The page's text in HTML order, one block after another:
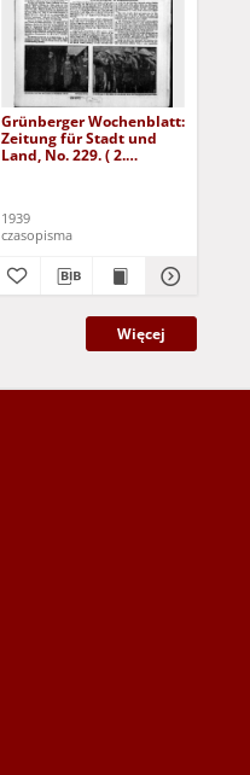
Grünberger Wochenblatt:
Zeitung für Stadt und
Land, No. 229. ( 2.
1939
czasopisma
Więcej